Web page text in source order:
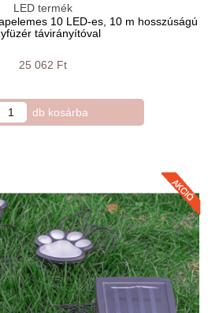
LED termék
10 LED-es, 10 m hosszúságú
távirányítóval
25 062 Ft